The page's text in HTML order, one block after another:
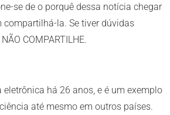
se de o porquê dessa notícia chegar
compartilhá-la. Se tiver dúvidas
COMPARTILHE.
há 26 anos, e é um exemplo
até mesmo em outros países.